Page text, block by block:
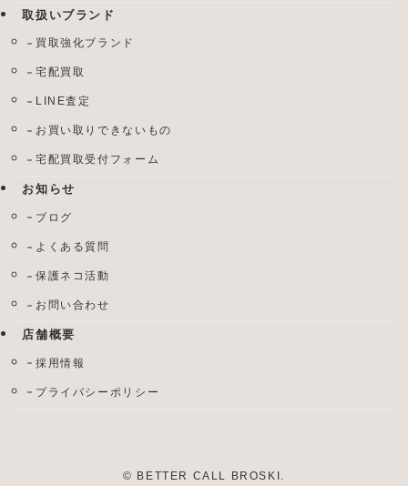
取扱いブランド
買取強化ブランド
宅配買取
LINE査定
お買い取りできないもの
宅配買取受付フォーム
お知らせ
ブログ
よくある質問
保護ネコ活動
お問い合わせ
店舗概要
採用情報
プライバシーポリシー
© BETTER CALL BROSKI.